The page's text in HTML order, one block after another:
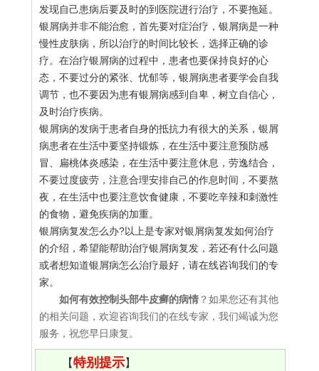
发现自己患病后要及时的到医院进行治疗，不要拖延。
银屑病并非不能治愈，首先要对症治疗，银屑病是一种
慢性皮肤病，所以治疗的时间比较长，选择正确的诊
疗。在治疗银屑病的过程中，患者也要保持良好的心
态，不要过分的紧张、忧郁等，银屑病患者要学会自我
调节，也不要因为患有银屑病感到自卑，树立自信心，
及时治疗疾病。
银屑病的发病于患者自身的抵抗力有很大的关系，银屑
病患者在生活中要坚持锻炼，在生活中要注意预防感
冒、扁桃体炎感染，在生活中要注意休息，劳逸结合，
不要过度疲劳，注意合理安排自己的作息时间，不要熬
夜，在生活中也要注意饮食健康，不要吃辛辣和刺激性
的食物，避免疾病的加重。
银屑病复发怎么办?以上是专家对银屑病复发如何治疗
的介绍，希望能帮助治疗银屑病复发，若还有什么问题
或者想知道银屑病怎么治疗最好，请在线咨询我们的专
家。
如何有效控制头部牛皮癣的病情 ？如果您还有其他
的相关问题，欢迎咨询我们的在线专家，我们竭诚为您
服务，祝您早日康复。
【特别提示】